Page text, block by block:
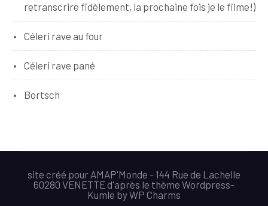
retranscrire fidèlement, la prochaine fois je le filme!)
Céleri rave au four
Céleri rave pané
Bortsch
site créé pour AMAP'Monde - 144 Rue de Lachelle
60280 VENETTE d'après le thème Wordpress-
Kumle byWP Charms